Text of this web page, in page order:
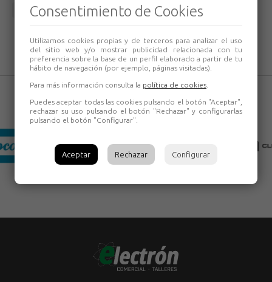
Volver
Consentimiento de Cookies
Utilizamos cookies propias y de terceros para analizar el uso
del sitio web y/o mostrar publicidad relacionada con tu
preferencia sobre la base de un perfil elaborado a partir de tu
hábito de navegación (por ejemplo, páginas visitadas).
Para más información consulta la política de cookies
Puedes aceptar todas las cookies pulsando el botón "Aceptar",
rechazar su uso pulsando el botón "Rechazar" y configurarlas
pulsando el botón "Configurar".
Aceptar Rechazar Configurar